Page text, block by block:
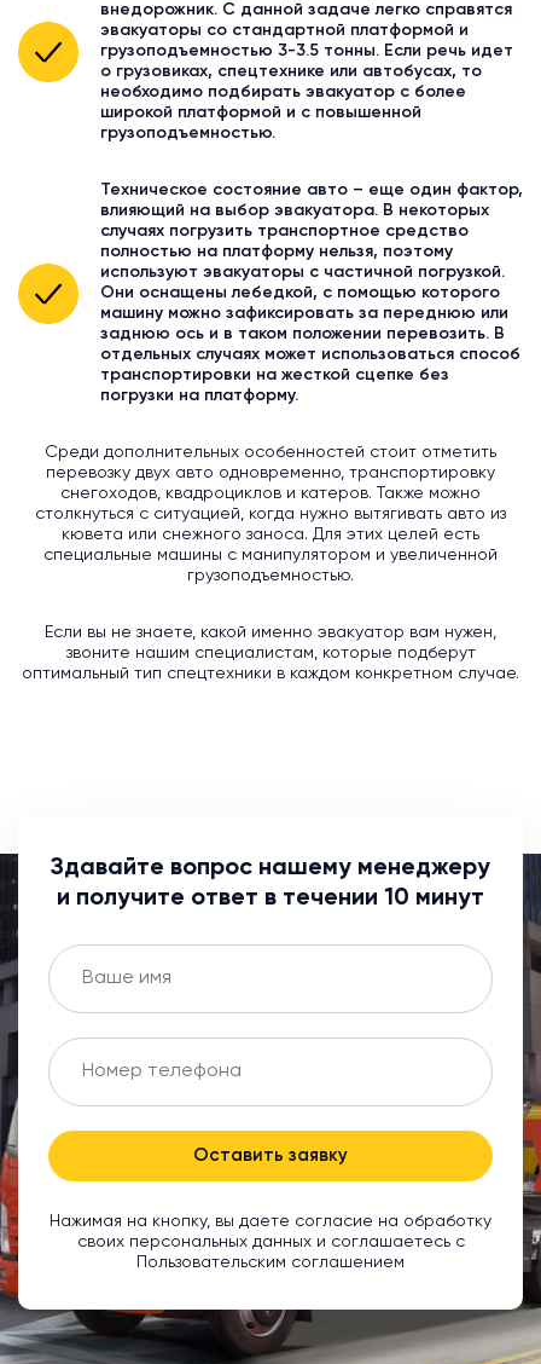
внедорожник. С данной задаче легко справятся
эвакуаторы со стандартной платформой и
грузоподъемностью 3-3.5 тонны. Если речь идет
о грузовиках, спецтехнике или автобусах, то
необходимо подбирать эвакуатор с более
широкой платформой и с повышенной
грузоподъемностью.
Техническое состояние авто – еще один фактор,
влияющий на выбор эвакуатора. В некоторых
случаях погрузить транспортное средство
полностью на платформу нельзя, поэтому
используют эвакуаторы с частичной погрузкой.
Они оснащены лебедкой, с помощью которого
машину можно зафиксировать за переднюю или
заднюю ось и в таком положении перевозить. В
отдельных случаях может использоваться способ
транспортировки на жесткой сцепке без
погрузки на платформу.
Среди дополнительных особенностей стоит отметить
перевозку двух авто одновременно, транспортировку
снегоходов, квадроциклов и катеров. Также можно
столкнуться с ситуацией, когда нужно вытягивать авто из
кювета или снежного заноса. Для этих целей есть
специальные машины с манипулятором и увеличенной
грузоподъемностью.
Если вы не знаете, какой именно эвакуатор вам нужен,
звоните нашим специалистам, которые подберут
оптимальный тип спецтехники в каждом конкретном случае.
Здавайте вопрос нашему менеджеру
и получите ответ в течении 10 минут
Оставить заявку
Нажимая на кнопку, вы даете согласие на обработку
своих персональных данных и соглашаетесь с
Пользовательским соглашением